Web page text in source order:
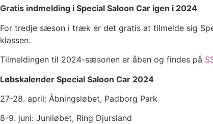
Gratis indmelding i Special Saloon Car igen i 2024
For tredje sæson i træk er det gratis at tilmelde sig
klassen.
Tilmeldingen til 2024-sæsonen er åben og findes på
Løbskalender Special Saloon Car 2024
27-28. april: Åbningsløbet, Padborg Park
8-9. juni: Juniløbet, Ring Djursland